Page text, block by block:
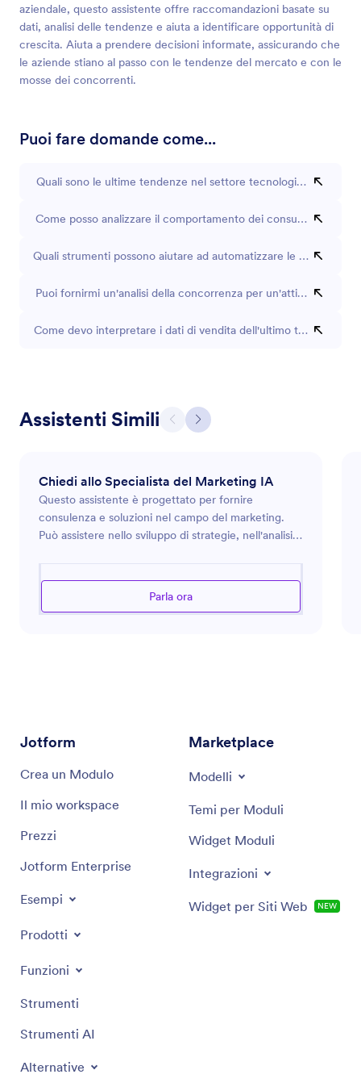
aziendale, questo assistente offre raccomandazioni basate su
dati, analisi delle tendenze e aiuta a identificare opportunità di
crescita. Aiuta a prendere decisioni informate, assicurando che
le aziende stiano al passo con le tendenze del mercato e con le
mosse dei concorrenti.
Puoi fare domande come...
Quali sono le ultime tendenze nel settore tecnologico?
Come posso analizzare il comportamento dei consumatori nel
Quali strumenti possono aiutare ad automatizzare le mie
Puoi fornirmi un'analisi della concorrenza per un'attività
Come devo interpretare i dati di vendita dell'ultimo trimestre?
Assistenti Simili
Chiedi allo Specialista del Marketing IA
Questo assistente è progettato per fornire
consulenza e soluzioni nel campo del marketing.
Può assistere nello sviluppo di strategie, nell'analisi
nuovo prodotto, cercando di migliorare la presenza
online del tuo marchio o cercando nuovi modi per
Parla ora
Jotform
Crea un Modulo
Il mio workspace
Prezzi
Jotform Enterprise
Esempi
Prodotti
Funzioni
Strumenti
Strumenti AI
Alternative
Marketplace
Modelli
Temi per Moduli
Widget Moduli
Integrazioni
Widget per Siti Web NEW